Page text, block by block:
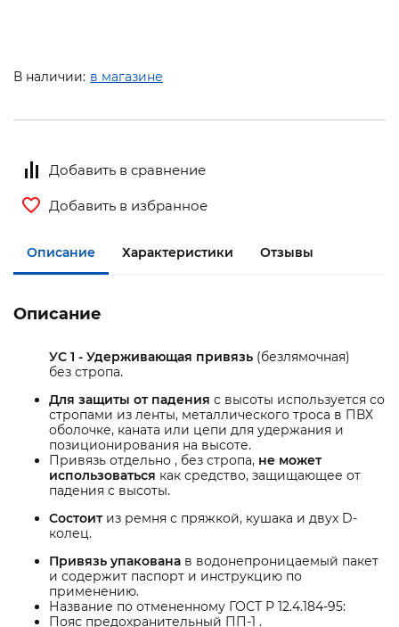
В наличии: в магазине
Добавить в сравнение
Добавить в избранное
Описание Характеристики Отзывы
Описание
УС 1 - Удерживающая привязь (безлямочная)
без стропа.
Для защиты от падения с высоты используется со
стропами из ленты, металлического троса в ПВХ
оболочке, каната или цепи для удержания и
позиционирования на высоте.
Привязь отдельно , без стропа, не может
использоваться как средство, защищающее от
падения с высоты.
Состоит из ремня с пряжкой, кушака и двух D-
колец.
Привязь упакована в водонепроницаемый пакет
и содержит паспорт и инструкцию по
применению.
Название по отмененному ГОСТ Р 12.4.184-95:
Пояс предохранительный ПП-1 .